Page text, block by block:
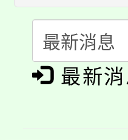
程，歡
心理、
系所師
縣市「
門員」
踴躍報
桃園市
要點
「桃園
展演活
淨零綠
最新消